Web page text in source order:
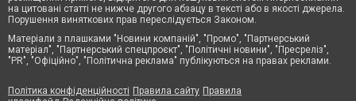
на цитовані статті не нижче другого абзацу в тексті або в якості джерела.
Порушення виняткових прав переслідується Законом.
Матеріали з плашками "Новини компаній", "Промо", "Партнерський
матеріал", "Партнерський спецпроєкт", "Політичні новини", "Пресреліз",
"PR", "Офіційно", "Політична реклама" публікуються на правах реклами.
Політика конфіденційності Правила сайту Правила